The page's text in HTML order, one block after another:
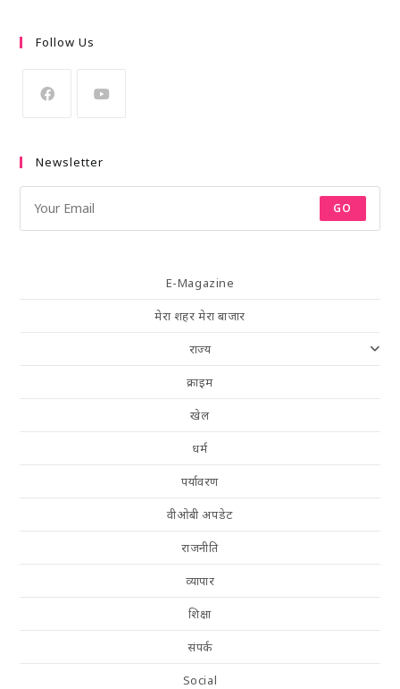
Follow Us
Newsletter
GO
E-Magazine
मेरा शहर मेरा बाजार
राज्य
क्राइम
खेल
धर्म
पर्यावरण
वीओबी अपडेट
राजनीति
व्यापार
शिक्षा
संपर्क
Social